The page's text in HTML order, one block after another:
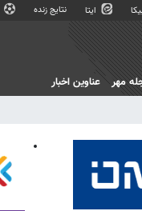
ایتا نتایج زنده
مهر عناوین اخبار